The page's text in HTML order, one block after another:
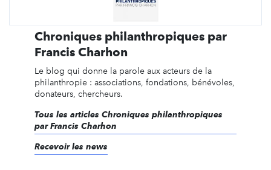
Chroniques philanthropiques par
Francis Charhon
Le blog qui donne la parole aux acteurs de la
philanthropie : associations, fondations, bénévoles,
donateurs, chercheurs.
Tous les articles Chroniques philanthropiques
par Francis Charhon
Recevoir les news